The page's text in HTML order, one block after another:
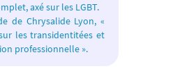
axé sur les LGBT.
de Chrysalide Lyon, «
les transidentitées et
professionnelle ».